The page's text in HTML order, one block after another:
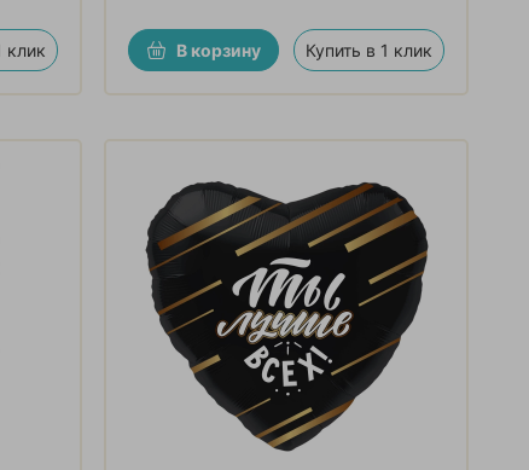
клик В корзину Купить в 1 клик